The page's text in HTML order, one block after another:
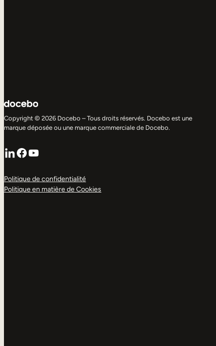
Copyright © 2026 Docebo – Tous droits réservés. Docebo est une
marque déposée ou une marque commerciale de Docebo.
LinkedIn
Facebook
YouTube
Politique de confidentialité
Politique en matière de Cookies